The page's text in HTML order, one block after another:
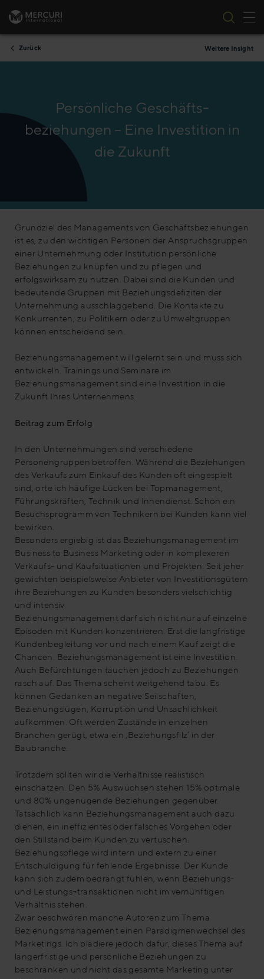
Zum Inhalt springen
Zurück Weitere Insight
Persönliche Geschäfts-
beziehungen – Eine Investition in
die Zukunft
Grundziel des Managements von Geschäftsbeziehungen
ist es, zu den wichtigen Personen der Anspruchsgruppen
einer Unternehmung oder Institution persönliche
Beziehungen zu knüpfen und zu pflegen und
erfolgswirksam zu nutzen. Dabei sind die Kunden und
bedeutende Gruppen mit Beziehungsdefiziten der
Unternehmung ausschlaggebend. Die Kontakte zu
Konkurrenten, zu Politikern oder zu Umweltgruppen
können entscheidend sein.
Beziehungsmanagement will gelernt sein und muss sich
entwickeln. Trainings und Seminare im
Beziehungsmanagement sind eine Investition in die
Zukunft Ihres Unternehmens.
Beitrag zum Erfolg
In den Unternehmungen sind verschiedene
Personengruppen betroffen. Während die Beziehungen
des Verkaufs zum Einkauf des Kunden oft eingespielt
sind, orte ich häufige Lücken bei Topmanagement,
Führungskräften, Technik und Innendienst. Schon ein
Besuchsprogramm von Technikern bei Kunden kann viel
bewirken.
Besonders ergiebig ist das Beziehungsmanagement im
Business to Business Marketing oder in komplexeren
Verkaufs- und Kaufsituationen und Projekten. Seit jeher
gewichten beispielsweise Anbieter von Investitionsgütern
ihre Beziehungen zu Kunden besonders vielschichtig
und intensiv.
Beziehungsmanagement darf sich nicht nur auf einzelne
Episoden mit Kunden konzentrieren. Erst die langfristige
Kundenbegleitung vor und nach einem Kauf zeigt die
Chancen. Beziehungsmanagement ist eine Investition.
Auch Befürchtungen tauchen jedoch zu Beziehungen
rasch auf. Das Thema scheint weitgehend tabu. Es
können Gedanken an negative Seilschaften,
Beziehungslügen, Korruption und Unsachlichkeit
aufkommen. Oft werden Zustände in einzelnen
Branchen gerügt, etwa ein ‚Beziehungsfilz‘ in der
Baubranche.
Trotzdem sollten wir die Verhältnisse realistisch
einschätzen. Den 5% Auswüchsen stehen 15% optimale
und 80% ungenügende Beziehungen gegenüber.
Tatsächlich kann Beziehungsmanagement auch dazu
dienen, ein ineffizientes oder falsches Vorgehen oder
den Stillstand beim Kunden zu vertuschen.
Beziehungspflege wird intern und extern zu einer
Entschuldigung für fehlende Ergebnisse. Der Kunde
kann sich zudem bedrängt fühlen, wenn Beziehungs-
und Leistungs¬transaktionen nicht im vernünftigen
Verhältnis stehen.
Zwar beschwören manche Autoren zum Thema
Beziehungsmanagement einen Paradigmenwechsel des
Marketings. Ich plädiere jedoch dafür, dieses Thema auf
längerfristige und persönliche Beziehungen zu
beschränken und nicht das gesamte Marketing unter